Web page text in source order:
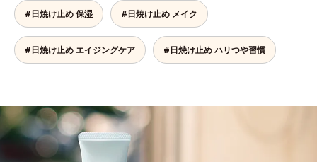
#日焼け止め 保湿 #日焼け止め メイク
#日焼け止め エイジングケア #日焼け止め ハリつや習慣